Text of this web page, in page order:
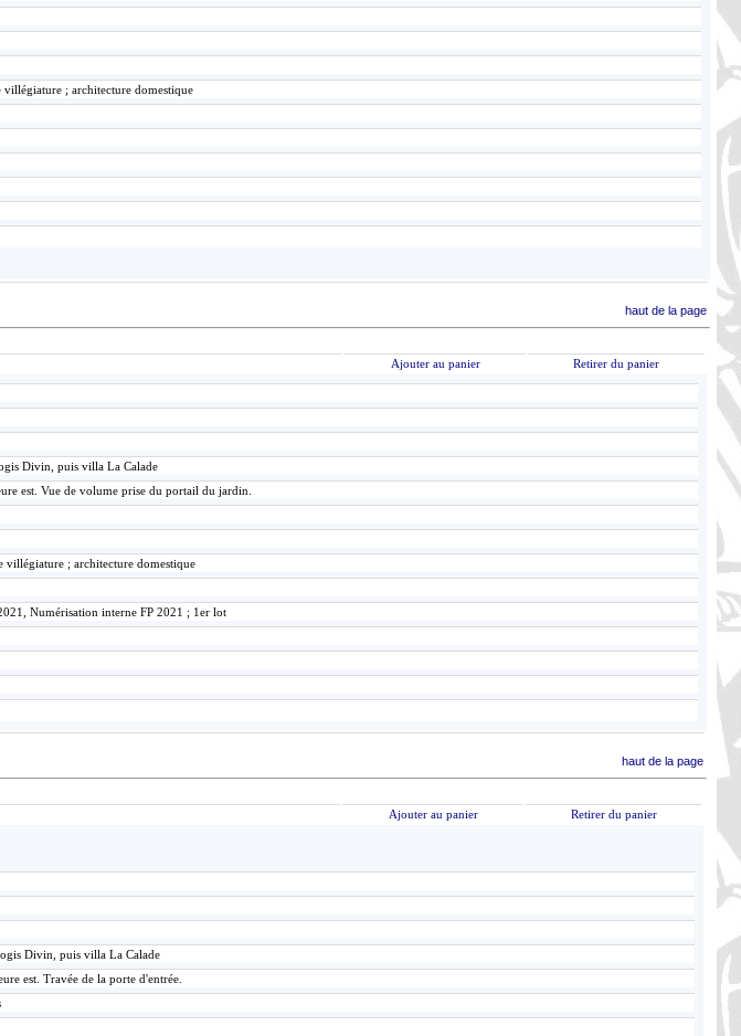
villégiature ; architecture domestique
haut de la page
Ajouter au panier Retirer du panier
Divin, puis villa La Calade
est. Vue de volume prise du portail du jardin.
villégiature ; architecture domestique
Numérisation interne FP 2021 ; 1er lot
haut de la page
Ajouter au panier Retirer du panier
Divin, puis villa La Calade
est. Travée de la porte d'entrée.